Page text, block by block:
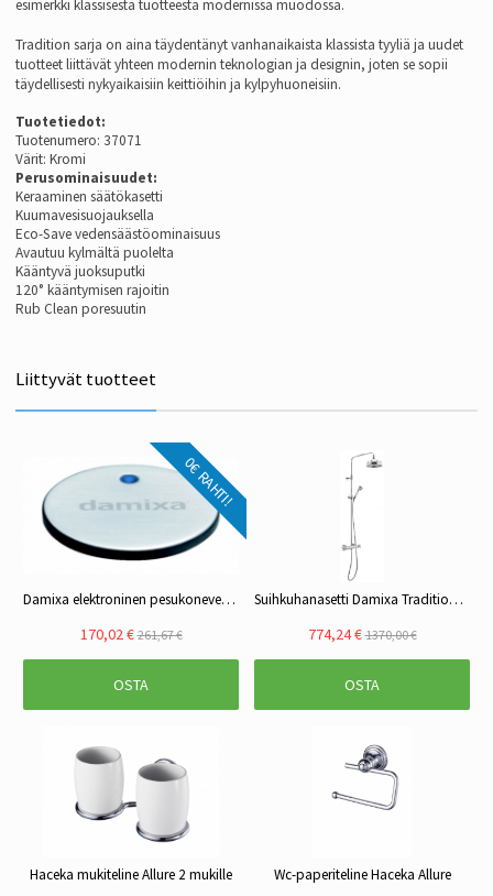
esimerkki klassisesta tuotteesta modernissa muodossa.
Tradition sarja on aina täydentänyt vanhanaikaista klassista tyyliä ja uudet
tuotteet liittävät yhteen modernin teknologian ja designin, joten se sopii
täydellisesti nykyaikaisiin keittiöihin ja kylpyhuoneisiin.
Tuotetiedot:
Tuotenumero: 37071
Värit: Kromi
Perusominaisuudet:
Keraaminen säätökasetti
Kuumavesisuojauksella
Eco-Save vedensäästöominaisuus
Avautuu kylmältä puolelta
Kääntyvä juoksuputki
120° kääntymisen rajoitin
Rub Clean poresuutin
Liittyvät tuotteet
0€ RAHTI!
Damixa elektroninen pesukoneventtiili 484086671
170,02 € 261,67 €
OSTA
Suihkuhanasetti Damixa Tradition 379300000 kromi
774,24 € 1370,00 €
OSTA
Haceka mukiteline Allure 2 mukille Wc-paperiteline Haceka Allure